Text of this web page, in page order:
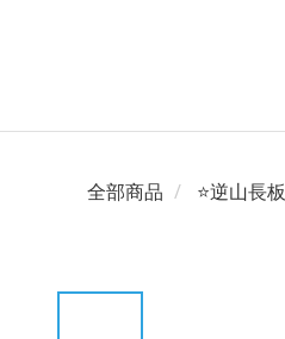
全部商品 ⭐逆山長板